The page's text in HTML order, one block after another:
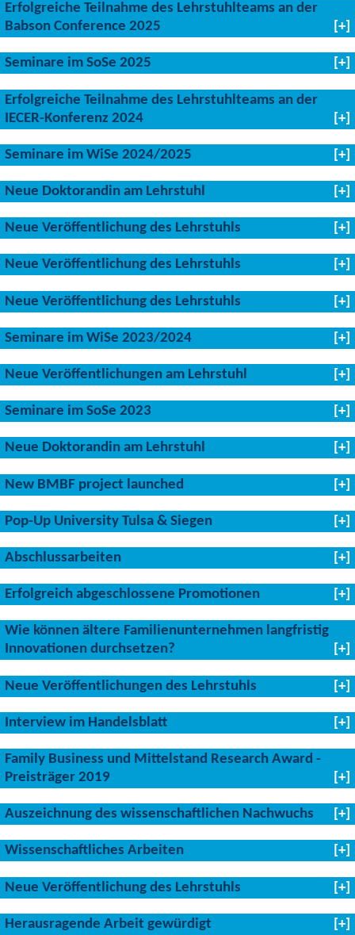
Erfolgreiche Teilnahme des Lehrstuhlteams an der
Babson Conference 2025
Seminare im SoSe 2025
Erfolgreiche Teilnahme des Lehrstuhlteams an der
IECER-Konferenz 2024
Seminare im WiSe 2024/2025
Neue Doktorandin am Lehrstuhl
Neue Veröffentlichung des Lehrstuhls
Neue Veröffentlichung des Lehrstuhls
Neue Veröffentlichung des Lehrstuhls
Seminare im WiSe 2023/2024
Neue Veröffentlichungen am Lehrstuhl
Seminare im SoSe 2023
Neue Doktorandin am Lehrstuhl
New BMBF project launched
Pop-Up University Tulsa & Siegen
Abschlussarbeiten
Erfolgreich abgeschlossene Promotionen
Wie können ältere Familienunternehmen langfristig
Innovationen durchsetzen?
Neue Veröffentlichungen des Lehrstuhls
Interview im Handelsblatt
Family Business und Mittelstand Research Award -
Preisträger 2019
Auszeichnung des wissenschaftlichen Nachwuchs
Wissenschaftliches Arbeiten
Neue Veröffentlichung des Lehrstuhls
Herausragende Arbeit gewürdigt